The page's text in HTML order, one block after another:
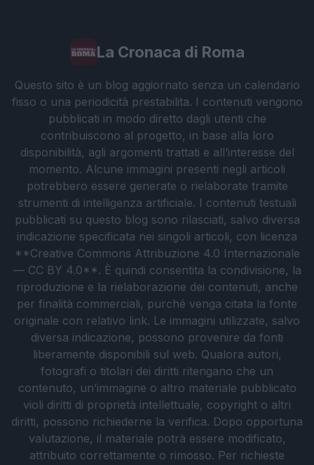
La Cronaca di Roma
Questo sito è un blog aggiornato senza un calendario
fisso o una periodicità prestabilita. I contenuti vengono
pubblicati in modo diretto dagli utenti che
contribuiscono al progetto, in base alla loro
disponibilità, agli argomenti trattati e all’interesse del
momento. Alcune immagini presenti negli articoli
potrebbero essere generate o rielaborate tramite
strumenti di intelligenza artificiale. I contenuti testuali
pubblicati su questo blog sono rilasciati, salvo diversa
indicazione specificata nei singoli articoli, con licenza
**Creative Commons Attribuzione 4.0 Internazionale
— CC BY 4.0**. È quindi consentita la condivisione, la
riproduzione e la rielaborazione dei contenuti, anche
per finalità commerciali, purché venga citata la fonte
originale con relativo link. Le immagini utilizzate, salvo
diversa indicazione, possono provenire da fonti
liberamente disponibili sul web. Qualora autori,
fotografi o titolari dei diritti ritengano che un
contenuto, un’immagine o altro materiale pubblicato
violi diritti di proprietà intellettuale, copyright o altri
diritti, possono richiederne la verifica. Dopo opportuna
valutazione, il materiale potrà essere modificato,
attribuito correttamente o rimosso. Per richieste